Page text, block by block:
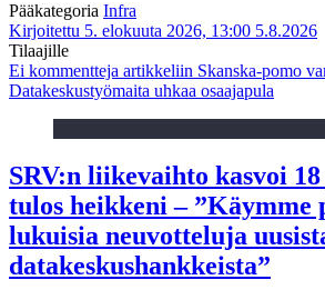
Pääkategoria Infra
Kirjoitettu 5. elokuuta 2026, 13:00 5.8.2026
Tilaajille
Ei kommentteja artikkeliin Skanska-pomo
Datakeskustyömaita uhkaa osaajapula
SRV:n liikevaihto kasvoi
tulos heikkeni – ”Käymme
lukuisia neuvotteluja
datakeskushankkeista”